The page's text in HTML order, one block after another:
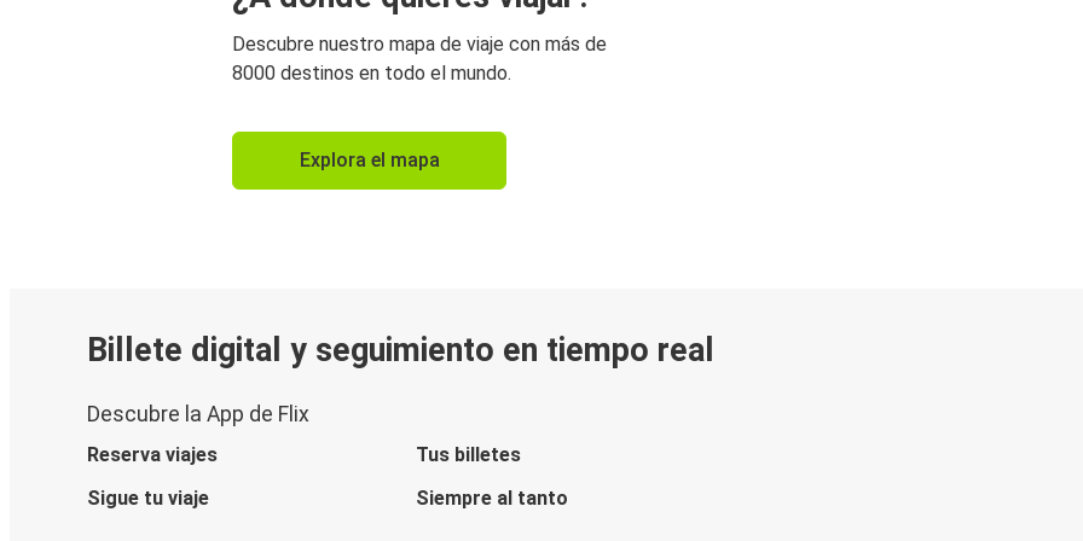
Descubre nuestro mapa de viaje con más de
8000 destinos en todo el mundo.
Explora el mapa
Billete digital y seguimiento en tiempo real
Descubre la App de Flix
Reserva viajes
Tus billetes
Sigue tu viaje
Siempre al tanto